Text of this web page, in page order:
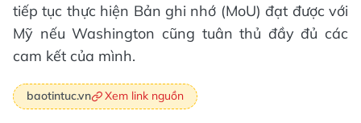
tiếp tục thực hiện Bản ghi nhớ (MoU) đạt được với
Mỹ nếu Washington cũng tuân thủ đầy đủ các
cam kết của mình.
baotintuc.vn Xem link nguồn